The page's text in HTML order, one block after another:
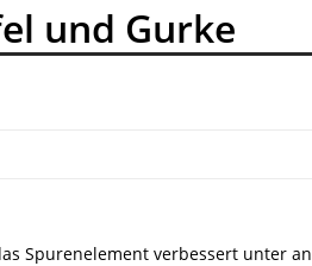
und Gurke
Spurenelement verbessert unter